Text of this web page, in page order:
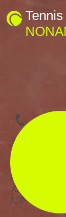
こちらのフォ
ください。
以下のフォー
え、「送信す
ださい。
お問